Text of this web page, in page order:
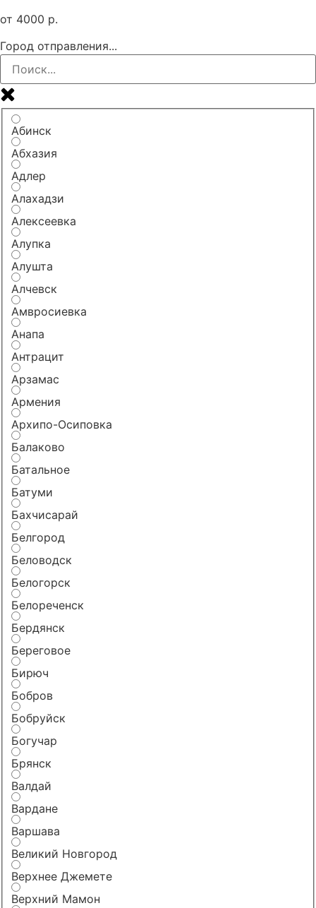
от 4000 р.
Город отправления...
Абинск
Абхазия
Адлер
Алахадзи
Алексеевка
Алупка
Алушта
Алчевск
Амвросиевка
Анапа
Антрацит
Арзамас
Армения
Архипо-Осиповка
Балаково
Батальное
Батуми
Бахчисарай
Белгород
Беловодск
Белогорск
Белореченск
Бердянск
Береговое
Бирюч
Бобров
Бобруйск
Богучар
Брянск
Валдай
Вардане
Варшава
Великий Новгород
Верхнее Джемете
Верхний Мамон